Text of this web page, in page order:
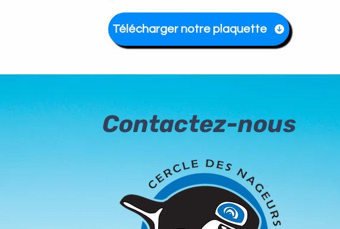
Télécharger notre plaquette
Contactez-nous